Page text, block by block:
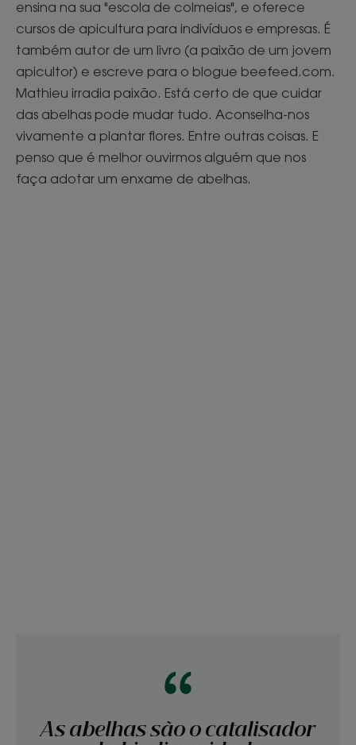
ensina na sua "escola de colmeias", e oferece
cursos de apicultura para indivíduos e empresas. É
também autor de um livro (a paixão de um jovem
apicultor) e escreve para o blogue beefeed.com.
Mathieu irradia paixão. Está certo de que cuidar
das abelhas pode mudar tudo. Aconselha-nos
vivamente a plantar flores. Entre outras coisas. E
penso que é melhor ouvirmos alguém que nos
faça adotar um enxame de abelhas.
As abelhas são o catalisador